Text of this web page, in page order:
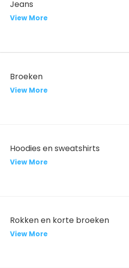
Jeans
View More
Broeken
View More
Hoodies en sweatshirts
View More
Rokken en korte broeken
View More